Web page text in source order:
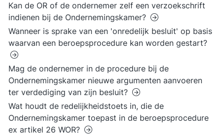
Kan de OR of de ondernemer zelf een verzoekschrift
indienen bij de Ondernemingskamer?
Wanneer is sprake van een 'onredelijk besluit' op basis
waarvan een beroepsprocedure kan worden gestart?
Mag de ondernemer in de procedure bij de
Ondernemingskamer nieuwe argumenten aanvoeren
ter verdediging van zijn besluit?
Wat houdt de redelijkheidstoets in, die de
Ondernemingskamer toepast in de beroepsprocedure
ex artikel 26 WOR?